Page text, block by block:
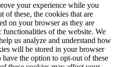
your experience while you
of these, the cookies that are
on your browser as they are
of the website. We
us analyze and understand how
will be stored in your browser
the option to opt-out of these